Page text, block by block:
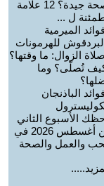
بصحة جيدة؟ 12 علامة
ل ...
فوائد الميرمية
للهرمونات
صلاة الزوال: ما وقتها؟
تُصلّى؟ وما
فوائد الباذنجان
الأسبوع الثاني
من أغسطس 2026 في
والعمل والصحة